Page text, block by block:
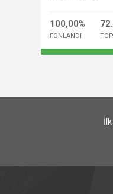
100,00%
FONLANDI